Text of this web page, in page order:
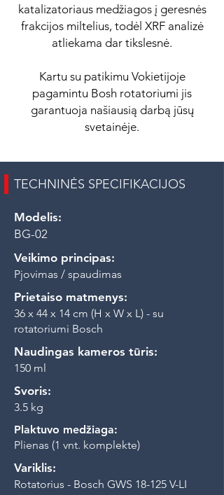
katalizatoriaus medžiagos į geresnės
frakcijos miltelius, todėl XRF analizė
atliekama dar tikslesnė.
Kartu su patikimu Vokietijoje
pagamintu Bosh rotatoriumi jis
garantuoja našiausią darbą jūsų
svetainėje.
TECHNINĖS SPECIFIKACIJOS
Modelis:
BG-02
Veikimo principas:
Pjovimas / spaudimas
Prietaiso matmenys:
36 x 44 x 14 cm (H x W x L) - su
rotatoriumi Bosch
Naudingas kameros tūris:
150 ml
Svoris:
3.5 kg
Plaktuvo medžiaga:
Plienas (1 vnt. komplekte)
Variklis:
Rotatorius - Bosch GWS 18-125 V-LI